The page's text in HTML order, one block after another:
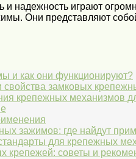
и надежность играют
Они представляют
и как они функционируют?
свойства замковых
крепежных механизмов
зажимов: где найдут
для крепежных
крепежей: советы и